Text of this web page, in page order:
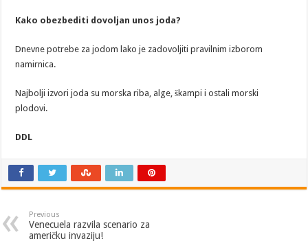
Kako obezbediti dovoljan unos joda?
Dnevne potrebe za jodom lako je zadovoljiti pravilnim izborom
namirnica.
Najbolji izvori joda su morska riba, alge, škampi i ostali morski
plodovi.
DDL
Previous
Venecuela razvila scenario za
američku invaziju!